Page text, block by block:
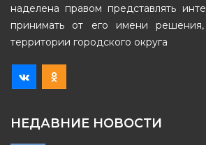
наделена правом представлять
принимать от его имени
территории городского округа
НЕДАВНИЕ НОВОСТИ